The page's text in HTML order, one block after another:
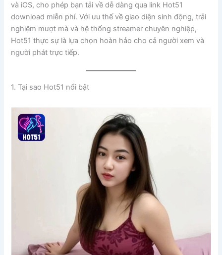
và iOS, cho phép bạn tải về dễ dàng qua link Hot51
download miễn phí. Với ưu thế về giao diện sinh động, trải
nghiệm mượt mà và hệ thống streamer chuyên nghiệp,
Hot51 thực sự là lựa chọn hoàn hảo cho cả người xem và
người phát trực tiếp.
1. Tại sao Hot51 nổi bật